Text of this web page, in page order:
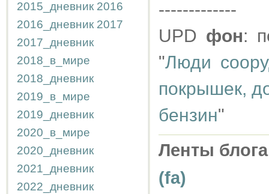
2015_дневник 2016
2016_дневник 2017
2017_дневник
2018_в_мире
2018_дневник
2019_в_мире
2019_дневник
2020_в_мире
2020_дневник
2021_дневник
2022_дневник
-------------
UPD фон:
"Люди
покрышек,
бензин"
Ленты
(fa)